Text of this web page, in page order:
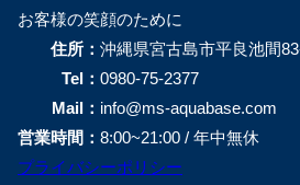
お客様の笑顔のために
住所： 沖縄県宮古島市平良池間
Tel： 0980-75-2377
Mail： info@ms-aquabase.com
営業時間： 8:00~21:00 / 年中無休
プライバシーポリシー